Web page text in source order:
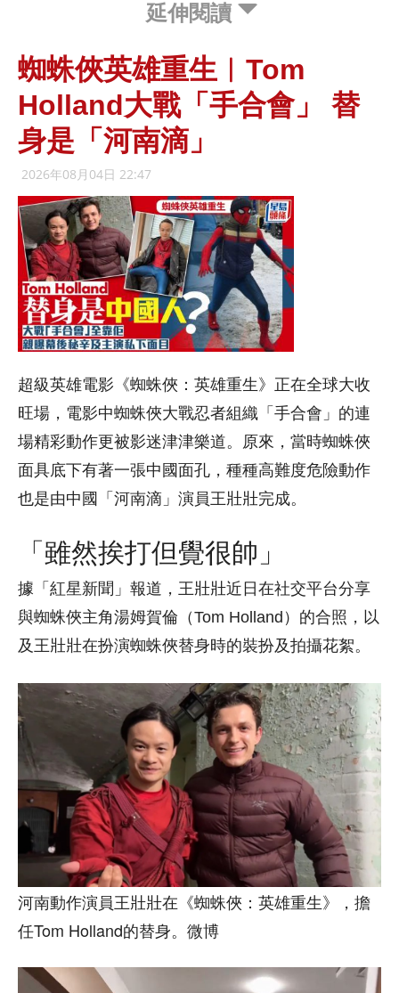
延伸閱讀
蜘蛛俠英雄重生︱Tom
Holland大戰「手合會」 替
身是「河南滴」
2026年08月04日 22:47
超級英雄電影《蜘蛛俠：英雄重生》正在全球大收
旺場，電影中蜘蛛俠大戰忍者組織「手合會」的連
場精彩動作更被影迷津津樂道。原來，當時蜘蛛俠
面具底下有著一張中國面孔，種種高難度危險動作
也是由中國「河南滴」演員王壯壯完成。
「雖然挨打但覺很帥」
據「紅星新聞」報道，王壯壯近日在社交平台分享
與蜘蛛俠主角湯姆賀倫（Tom Holland）的合照，以
及王壯壯在扮演蜘蛛俠替身時的裝扮及拍攝花絮。
河南動作演員王壯壯在《蜘蛛俠：英雄重生》，擔
任Tom Holland的替身。微博